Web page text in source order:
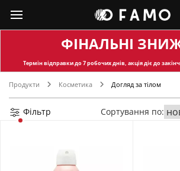
ФІНАЛЬНІ
Термін відправкидо 7 робочих днів, акція діє до
Продукти Косметика Догляд за тілом
Фільтр Сортування по: